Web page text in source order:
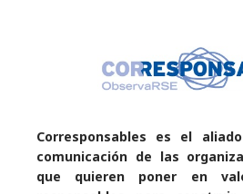
Corresponsables es el
comunicación de las
que quieren poner en